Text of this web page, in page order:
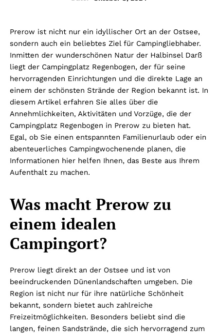
Prerow ist nicht nur ein idyllischer Ort an der Ostsee,
sondern auch ein beliebtes Ziel für Campingliebhaber.
Inmitten der wunderschönen Natur der Halbinsel Darß
liegt der Campingplatz Regenbogen, der für seine
hervorragenden Einrichtungen und die direkte Lage an
einem der schönsten Strände der Region bekannt ist. In
diesem Artikel erfahren Sie alles über die
Annehmlichkeiten, Aktivitäten und Vorzüge, die der
Campingplatz Regenbogen in Prerow zu bieten hat.
Egal, ob Sie einen entspannten Familienurlaub oder ein
abenteuerliches Campingwochenende planen, die
Informationen hier helfen Ihnen, das Beste aus Ihrem
Aufenthalt zu machen.
Was macht Prerow zu
einem idealen
Campingort?
Prerow liegt direkt an der Ostsee und ist von
beeindruckenden Dünenlandschaften umgeben. Die
Region ist nicht nur für ihre natürliche Schönheit
bekannt, sondern bietet auch zahlreiche
Freizeitmöglichkeiten. Besonders beliebt sind die
langen, feinen Sandstrände, die sich hervorragend zum